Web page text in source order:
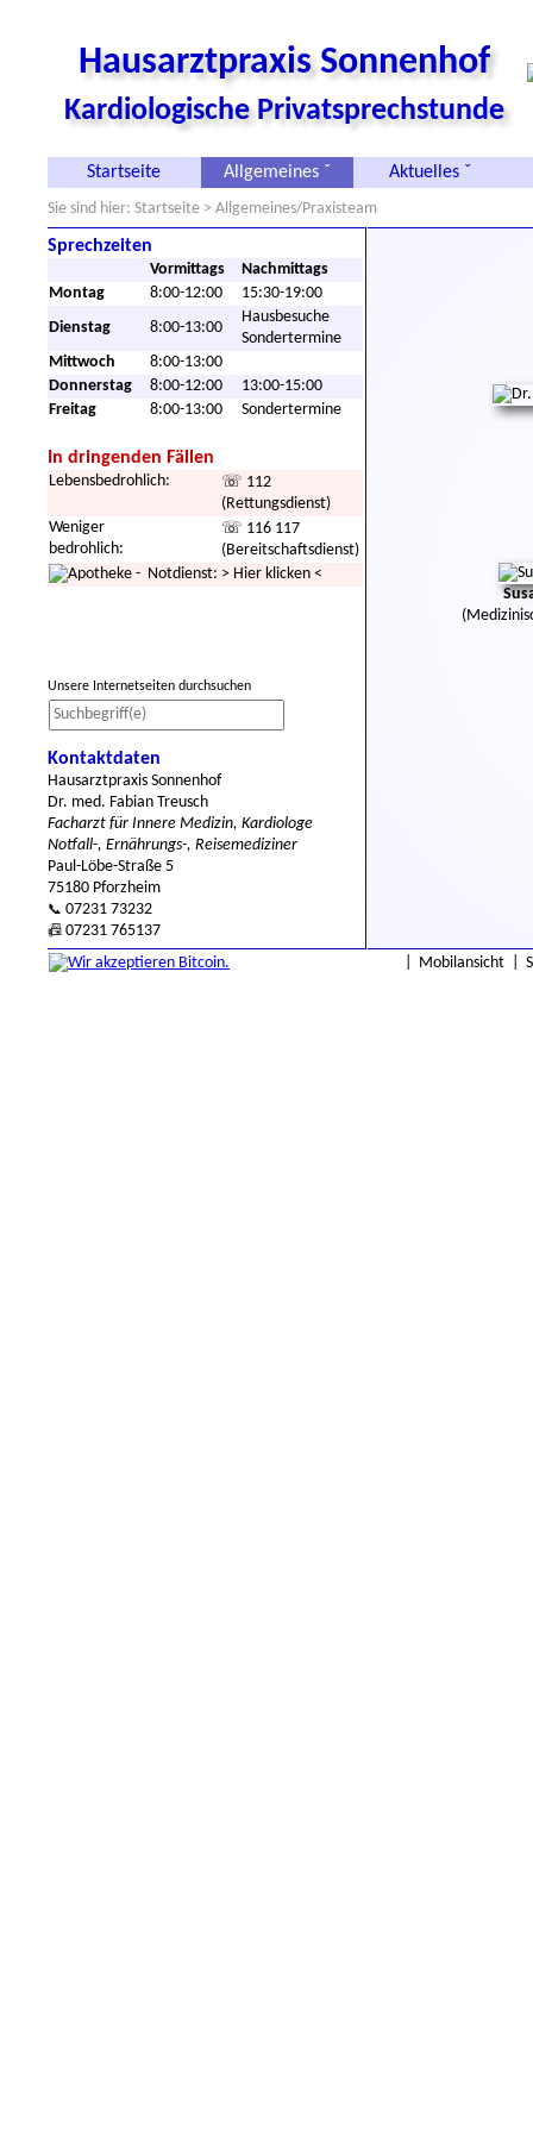
Hausarztpraxis Sonnenhof
Kardiologische Privatsprechstunde
Startseite Allgemeines ˇ Aktuelles ˇ
Sie sind hier: Startseite > Allgemeines/Praxisteam
Sprechzeiten
Vormittags
Nachmittags
Montag
8:00-12:00
15:30-19:00
Dienstag
8:00-13:00
Hausbesuche
Sondertermine
Mittwoch
8:00-13:00
Donnerstag
8:00-12:00
13:00-15:00
Freitag
8:00-13:00 Sondertermine
In dringenden Fällen
Lebensbedrohlich:
☏ 112
(Rettungsdienst)
Weniger
bedrohlich:
☏ 116 117
(Bereitschaftsdienst)
- Notdienst: > Hier klicken <
Unsere Internetseiten durchsuchen
Kontaktdaten
Hausarztpraxis Sonnenhof
Dr. med. Fabian Treusch
Facharzt für Innere Medizin, Kardiologe
Notfall-, Ernährungs-, Reisemediziner
Paul-Löbe-Straße 5
75180 Pforzheim
📞 07231 73232
📠 07231 765137
Mobilansicht